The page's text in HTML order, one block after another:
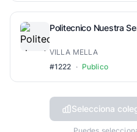
Politecnico Nuestra
VILLA MELLA
#1222 · Publico
Selecciona